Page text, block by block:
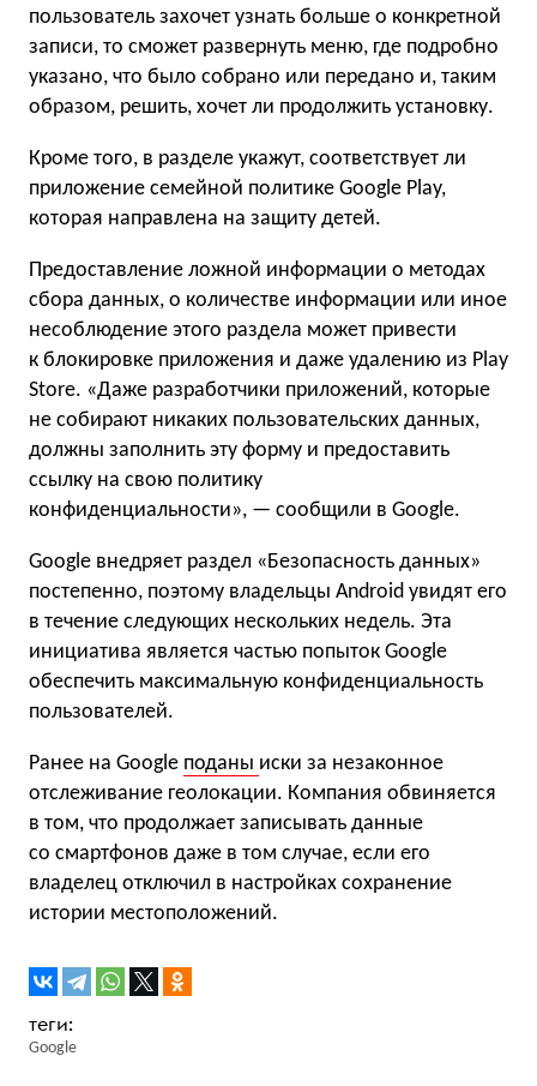
пользователь захочет узнать больше о конкретной
записи, то сможет развернуть меню, где подробно
указано, что было собрано или передано и, таким
образом, решить, хочет ли продолжить установку.
Кроме того, в разделе укажут, соответствует ли
приложение семейной политике Google Play,
которая направлена на защиту детей.
Предоставление ложной информации о методах
сбора данных, о количестве информации или иное
несоблюдение этого раздела может привести
к блокировке приложения и даже удалению из Play
Store. «Даже разработчики приложений, которые
не собирают никаких пользовательских данных,
должны заполнить эту форму и предоставить
ссылку на свою политику
конфиденциальности», — сообщили в Google.
Google внедряет раздел «Безопасность данных»
постепенно, поэтому владельцы Android увидят его
в течение следующих нескольких недель. Эта
инициатива является частью попыток Google
обеспечить максимальную конфиденциальность
пользователей.
Ранее на Google поданы иски за незаконное
отслеживание геолокации. Компания обвиняется
в том, что продолжает записывать данные
со смартфонов даже в том случае, если его
владелец отключил в настройках сохранение
истории местоположений.
Google